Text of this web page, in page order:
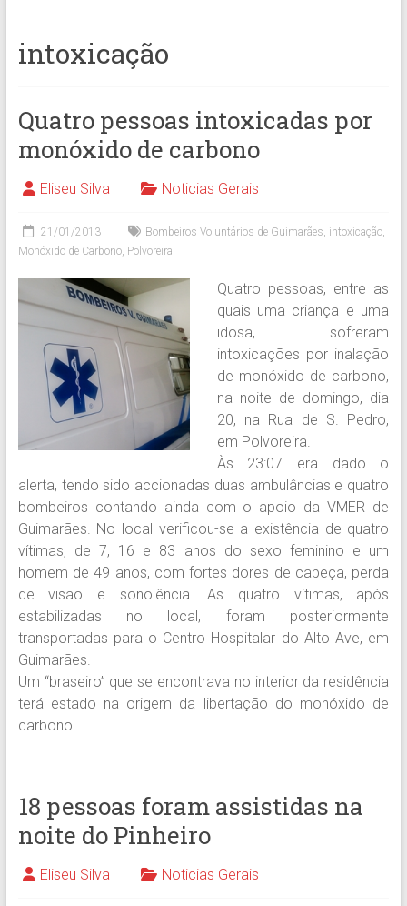
intoxicação
Quatro pessoas intoxicadas por
monóxido de carbono
Eliseu Silva Noticias Gerais
21/01/2013 Bombeiros Voluntários de Guimarães, intoxicação,
Monóxido de Carbono, Polvoreira
Quatro pessoas, entre as
quais uma criança e uma
idosa, sofreram
intoxicações por inalação
de monóxido de carbono,
na noite de domingo, dia
20, na Rua de S. Pedro,
em Polvoreira.
Às 23:07 era dado o
alerta, tendo sido accionadas duas ambulâncias e quatro
bombeiros contando ainda com o apoio da VMER de
Guimarães. No local verificou-se a existência de quatro
vítimas, de 7, 16 e 83 anos do sexo feminino e um
homem de 49 anos, com fortes dores de cabeça, perda
de visão e sonolência. As quatro vítimas, após
estabilizadas no local, foram posteriormente
transportadas para o Centro Hospitalar do Alto Ave, em
Guimarães.
Um “braseiro” que se encontrava no interior da residência
terá estado na origem da libertação do monóxido de
carbono.
18 pessoas foram assistidas na
noite do Pinheiro
Eliseu Silva Noticias Gerais